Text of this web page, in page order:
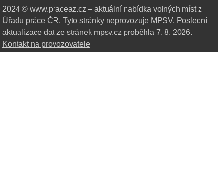
2024 © www.praceaz.cz – aktuální nabídka volných míst z
Úřadu práce ČR. Tyto stránky neprovozuje MPSV. Poslední
aktualizace dat ze stránek mpsv.cz proběhla 7. 8. 2026.
Kontakt na provozovatele